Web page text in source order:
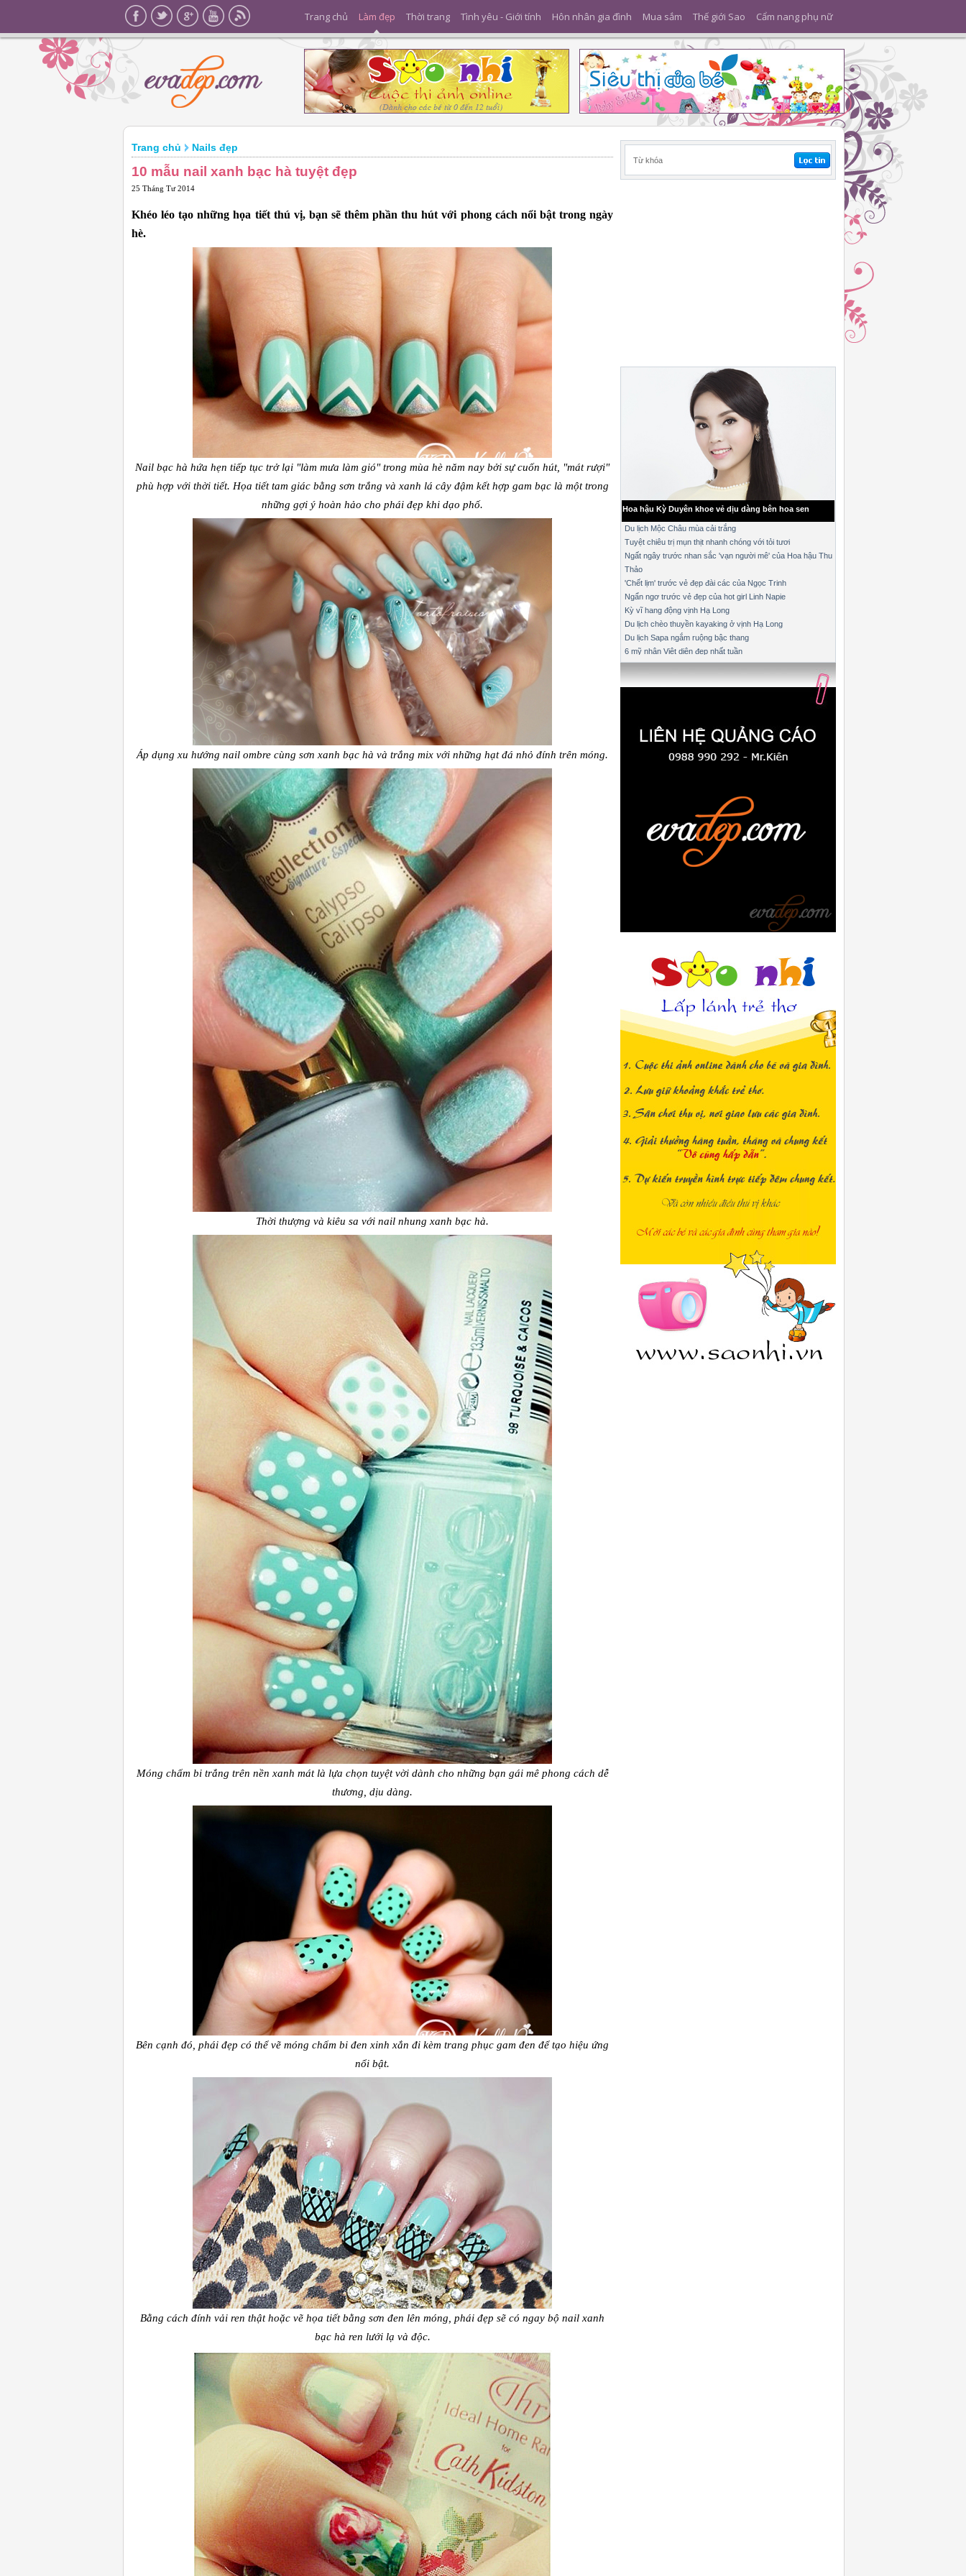
Trang chủ Làm đẹp Thời trang Tình yêu - Giới tính Hôn nhân gia đình Mua sắm Thế giới Sao Cẩm nang phụ nữ
Trang chủ Nails đẹp
10 mẫu nail xanh bạc hà tuyệt đẹp
25 Tháng Tư 2014
Khéo léo tạo những họa tiết thú vị, bạn sẽ thêm phần thu hút với phong cách nổi bật trong ngày
hè.
Nail bạc hà hứa hẹn tiếp tục trở lại "làm mưa làm gió" trong mùa hè năm nay bởi sự cuốn hút, "mát rượi"
phù hợp với thời tiết. Họa tiết tam giác bằng sơn trắng và xanh lá cây đậm kết hợp gam bạc là một trong
những gợi ý hoàn hảo cho phái đẹp khi dạo phố.
Áp dụng xu hướng nail ombre cùng sơn xanh bạc hà và trắng mix với những hạt đá nhỏ đính trên móng.
Thời thượng và kiêu sa với nail nhung xanh bạc hà.
Móng chấm bi trắng trên nền xanh mát là lựa chọn tuyệt vời dành cho những bạn gái mê phong cách dễ
thương, dịu dàng.
Bên cạnh đó, phái đẹp có thể vẽ móng chấm bi đen xinh xắn đi kèm trang phục gam đen để tạo hiệu ứng
nổi bật.
Bằng cách đính vải ren thật hoặc vẽ họa tiết bằng sơn đen lên móng, phái đẹp sẽ có ngay bộ nail xanh
bạc hà ren lưới lạ và độc.
Hoa hậu Kỳ Duyên khoe vẻ dịu dàng bên hoa sen
Du lịch Mộc Châu mùa cải trắng
Tuyệt chiêu trị mụn thịt nhanh chóng với tỏi tươi
Ngất ngây trước nhan sắc 'vạn người mê' của Hoa hậu Thu
Thảo
'Chết lịm' trước vẻ đẹp đài các của Ngọc Trinh
Ngẩn ngơ trước vẻ đẹp của hot girl Linh Napie
Kỳ vĩ hang động vịnh Hạ Long
Du lịch chèo thuyền kayaking ở vịnh Hạ Long
Du lịch Sapa ngắm ruộng bậc thang
6 mỹ nhân Việt diện đẹp nhất tuần